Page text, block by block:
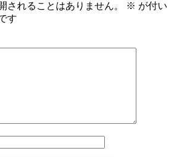
されることはありません。 ※ が付い
す